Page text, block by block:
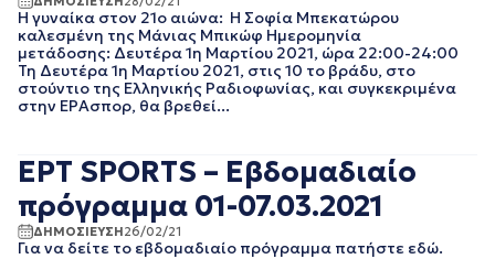
EΡΤNEWS
ΓΕΝΙΚΗ
ΓΡΑΦΕΙΟ ΤΥΠΟΥ
ΕΡΤ
ΚΙΝΗΜΑΤΟΓΡΑΦΙΚΕΣ
ΤΑΙΝΙΕΣ
ΠΟΛΙΤΙΣΜΟΣ
ΡΑΔΙΟΦΩΝΟ
ΤΗΛΕΟΡΑΣΗ
ΜΑΙΟΣ 2025
ΑΠΡΙΛΙΟΣ 2025
ΜΑΡΤΙΟΣ 2025
ΦΕΒΡΟΥΑΡΙΟΣ 2025
ΟΚΤΩΒΡΙΟΣ 2024
ΙΟΥΛΙΟΣ 2024
ΙΟΥΝΙΟΣ 2024
ΜΑΙΟΣ 2024
ΜΑΡΤΙΟΣ 2024
Η γυναίκα στον 21ο αιώνα: Η Σοφία Μπεκατώρου
καλεσμένη της Μάνιας Μπικώφ Ημερομηνία
μετάδοσης: Δευτέρα 1η Μαρτίου 2021, ώρα 22:00-24:00
Τη Δευτέρα 1η Μαρτίου 2021, στις 10 το βράδυ, στο
στούντιο της Ελληνικής Ραδιοφωνίας, και συγκεκριμένα
στην ΕΡΑσπορ, θα βρεθεί...
ΕΡΤ SPORTS – Εβδομαδιαίο
πρόγραμμα 01-07.03.2021
ΔΗΜΟΣΙΕΥΣΗ26/02/21
Για να δείτε το εβδομαδιαίο πρόγραμμα πατήστε εδώ.